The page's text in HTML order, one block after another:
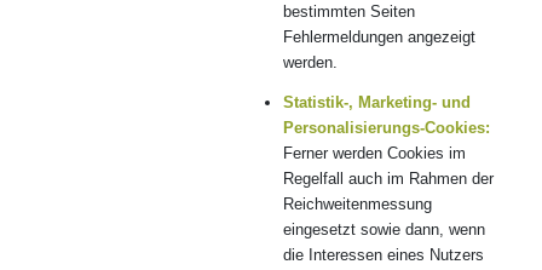
bestimmten Seiten
Fehlermeldungen angezeigt
werden.
Statistik-, Marketing- und
Personalisierungs-Cookies:
Ferner werden Cookies im
Regelfall auch im Rahmen der
Reichweitenmessung
eingesetzt sowie dann, wenn
die Interessen eines Nutzers